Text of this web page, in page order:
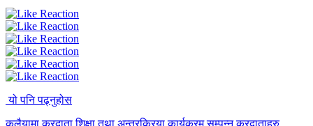
यो पनि पढ्नुहोस
कलैयामा करदाता शिक्षा तथा अन्तरक्रिया कार्यक्रम सम्पन्न,करदाताहरु